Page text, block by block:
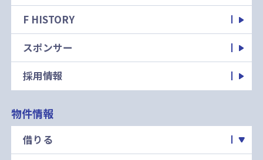
F HISTORY
スポンサー
採用情報
物件情報
借りる